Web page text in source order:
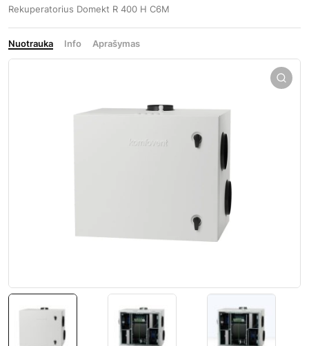
Rekuperatorius Domekt R 400 H C6M
Nuotrauka Info Aprašymas